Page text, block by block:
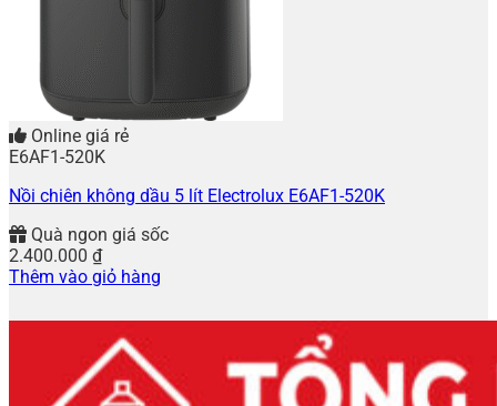
Online giá rẻ
E6AF1-520K
Nồi chiên không dầu 5 lít Electrolux E6AF1-520K
Quà ngon giá sốc
2.400.000 ₫
Thêm vào giỏ hàng